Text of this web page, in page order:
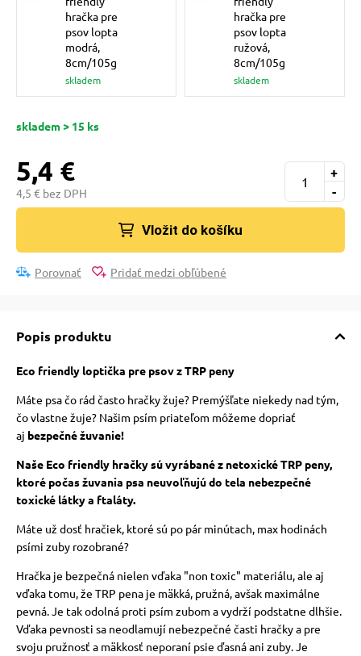
podložky
poukazy
hračka pre
psov lopta
modrá,
8cm/105g
skladem
hračka pre
psov lopta
ružová,
8cm/105g
skladem
skladem > 15 ks
5,4 €
4,5 € bez DPH -
+
Vložit do košíku
Porovnať Pridať medzi obľúbené
Popis produktu
Eco friendly loptička pre psov z TRP peny
Máte psa čo rád často hračky žuje? Premýšľate niekedy nad tým,
čo vlastne žuje? Našim psím priateľom môžeme dopriať
aj bezpečné žuvanie!
Naše Eco friendly hračky sú vyrábané z netoxické TRP peny,
ktoré počas žuvania psa neuvoľňujú do tela nebezpečné
toxické látky a ftaláty.
Máte už dosť hračiek, ktoré sú po pár minútach, max hodinách
psími zuby rozobrané?
Hračka je bezpečná nielen vďaka "non toxic" materiálu, ale aj
vďaka tomu, že TRP pena je mäkká, pružná, avšak maximálne
pevná. Je tak odolná proti psím zubom a vydrží podstatne dlhšie.
Vďaka pevnosti sa neodlamují nebezpečné časti hračky a pre
svoju pružnosť a mäkkosť neporaní psie ďasná ani zuby. Je